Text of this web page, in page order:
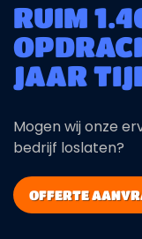
RUIM
JAAR
Mogen wij onze
bedrijf loslaten?
OFFERTE